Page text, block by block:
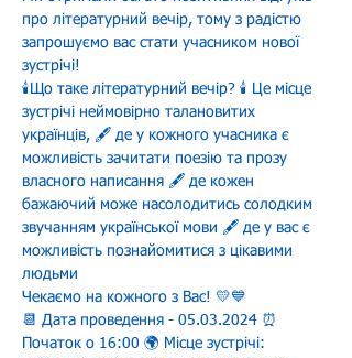
про літературний вечір, тому з радістю
запрошуємо вас стати учасником нової
зустрічі!
🕯️Що таке літературний вечір? 🕯️ Це місце
зустрічі неймовірно талановитих
українців, 🖋️ де у кожного учасника є
можливість зачитати поезію та прозу
власного написання 🖋️ де кожен
бажаючий може насолодитись солодким
звучанням української мови 🖋️ де у вас є
можливість познайомитися з цікавими
людьми
Чекаємо на кожного з Вас! 💛💙
📆 Дата проведення - 05.03.2024 ⏰
Початок о 16:00 🌍 Місце зустрічі: